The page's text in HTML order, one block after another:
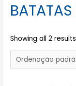
BATATAS
Showing all 2 results